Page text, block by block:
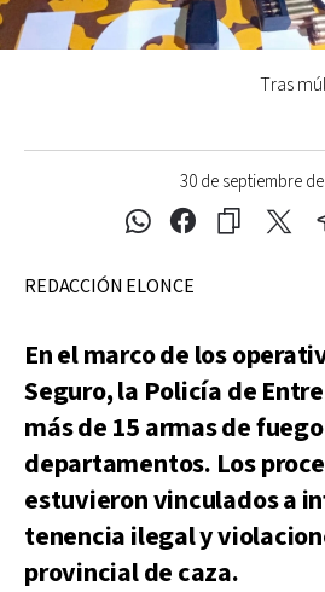
30 de septiembre
Tras
REDACCIÓN ELONCE
En el marco de los
Seguro, la Policía de
más de 15 armas de
departamentos. Los
estuvieron vinculados a
tenencia ilegal y
provincial de caza.